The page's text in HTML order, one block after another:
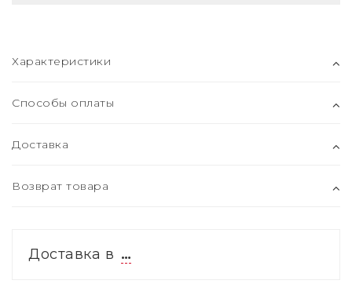
Характеристики
Способы оплаты
Доставка
Возврат товара
Доставка в …